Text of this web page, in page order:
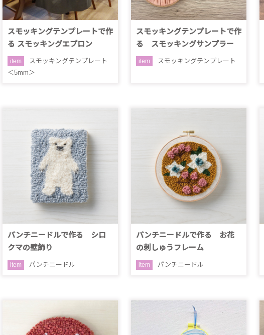
スモッキングテンプレートで作
る スモッキングエプロン
item
スモッキングテンプレート
＜5mm＞
スモッキングテンプレートで作
る スモッキングサンプラー
item スモッキングテンプレート
パンチニードルで作る シロ
クマの壁飾り
item パンチニードル
パンチニードルで作る お花
の刺しゅうフレーム
item パンチニードル